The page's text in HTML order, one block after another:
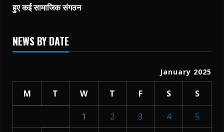
हुए कई सामाजिक संगठन
NEWS BY DATE
January 2025
M T W T F S S
1 2 3 4
5